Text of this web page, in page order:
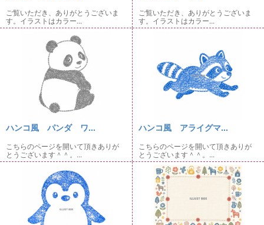
ご覧いただき、ありがとうございま
す。イラストはカラー...
ご覧いただき、ありがとうございま
す。イラストはカラー...
ハンコ風 パンダ ワ...
こちらのページを開いて頂きありが
とうございます＾＾。...
ハンコ風 アライグマ...
こちらのページを開いて頂きありが
とうございます＾＾。...